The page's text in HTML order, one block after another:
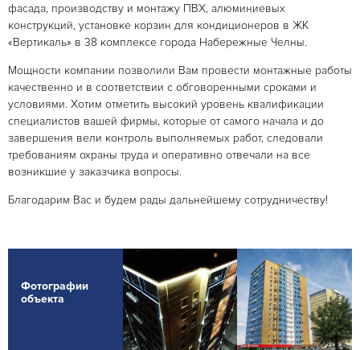
фасада, производству и монтажу ПВХ, алюминиевых
конструкций, установке корзин для кондиционеров в ЖК
«Вертикаль» в 38 комплексе города Набережные Челны.
Мощности компании позволили Вам провести монтажные работы
качественно и в соответствии с обговоренными сроками и
условиями. Хотим отметить высокий уровень квалификации
специалистов вашей фирмы, которые от самого начала и до
завершения вели контроль выполняемых работ, следовали
требованиям охраны труда и оперативно отвечали на все
возникшие у заказчика вопросы.
Благодарим Вас и будем рады дальнейшему сотрудничеству!
Фотографии
объекта